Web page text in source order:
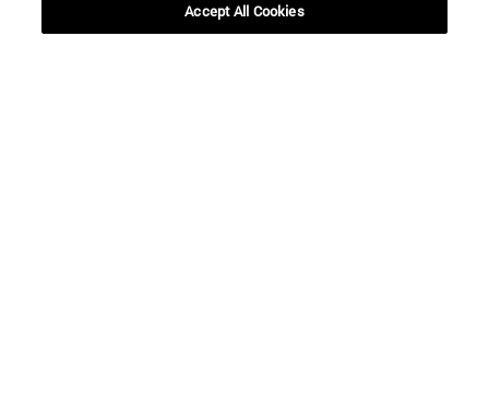
Accept All Cookies